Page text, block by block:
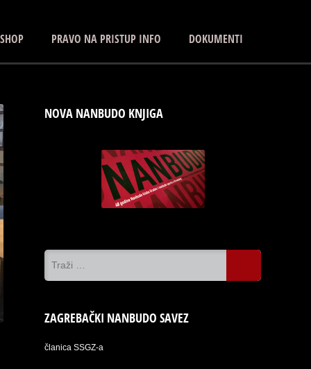
PRAVO NA PRISTUP INFO DOKUMENTI
NOVA NANBUDO KNJIGA
ZAGREBAČKI NANBUDO SAVEZ
članica SSGZ-a